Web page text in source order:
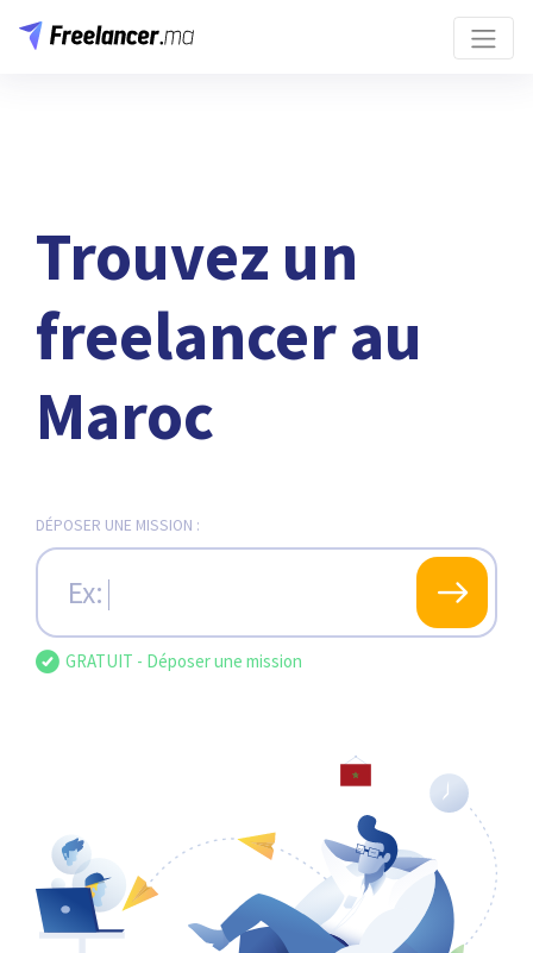
Trouvez un
freelancer au
Maroc
DÉPOSER UNE MISSION :
Ex: Gérer
GRATUIT - Déposer une mission